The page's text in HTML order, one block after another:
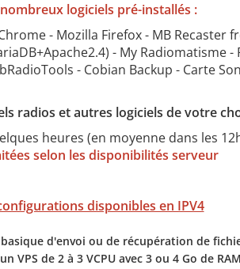
logiciels pré-installés :
- Mozilla Firefox - MB Recaster
- My Radiomatisme -
- Cobian Backup - Carte
radios et autres logiciels de votre
heures (en moyenne dans les
selon les disponibilités serveur
disponibles en IPV4
d'envoi ou de récupération de
VPS de 2 à 3 VCPU avec 3 ou 4 Go de RAM